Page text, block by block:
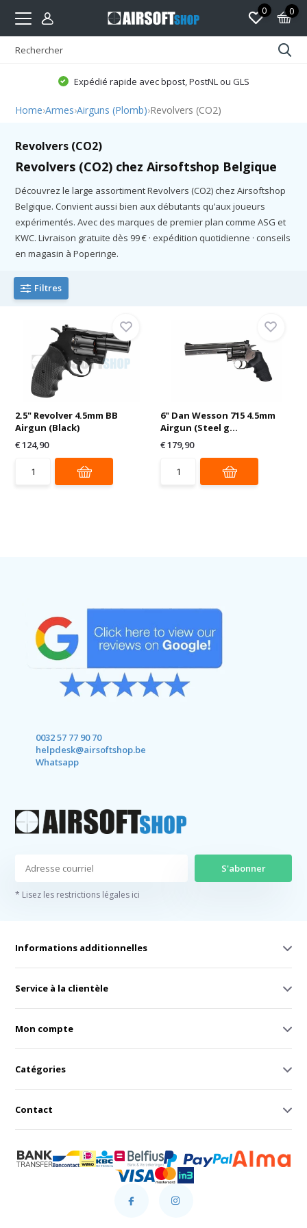
0 0
Expédié rapide avec bpost, PostNL ou GLS
Home›Armes›Airguns (Plomb)›Revolvers (CO2)
Revolvers (CO2)
Revolvers (CO2) chez Airsoftshop Belgique
Découvrez le large assortiment Revolvers (CO2) chez Airsoftshop
Belgique. Convient aussi bien aux débutants qu’aux joueurs
expérimentés. Avec des marques de premier plan comme ASG et
KWC. Livraison gratuite dès 99 € · expédition quotidienne · conseils
en magasin à Poperinge.
Filtres
2.5" Revolver 4.5mm BB
Airgun (Black)
€ 124,90
6" Dan Wesson 715 4.5mm
Airgun (Steel g...
€ 179,90
0032 57 77 90 70
helpdesk@airsoftshop.be
Whatsapp
S'abonner
* Lisez les restrictions légales ici
Informations additionnelles
Service à la clientèle
Mon compte
Catégories
Contact